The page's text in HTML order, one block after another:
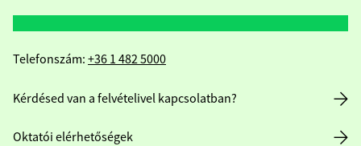
Telefonszám: +36 1 482 5000
Kérdésed van a felvételivel kapcsolatban?
Oktatói elérhetőségek